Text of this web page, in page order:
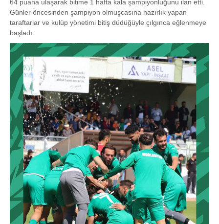
64 puana ulaşarak bitime 1 hafta kala şampiyonluğunu ilan etti.
Günler öncesinden şampiyon olmuşcasına hazırlık yapan
taraftarlar ve kulüp yönetimi bitiş düdüğüyle çılgınca eğlenmeye
başladı.